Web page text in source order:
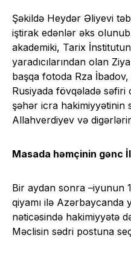
Şəkildə Heydər Əliyevi
iştirak edənlər əks
akademiki, Tarix
yaradıcılarından olan
başqa fotoda Rza
Rusiyada fövqəladə səfiri
şəhər icra hakimiyyətinin
Allahverdiyev və
Masada həmçinin gənc
Bir aydan sonra –iyunun
qiyamı ilə Azərbaycanda
nəticəsində hakimiyyətə
Məclisin sədri postuna